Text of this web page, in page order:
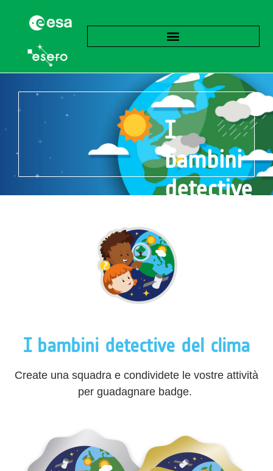
I
bambini
detective
I bambini detective del clima
Create una squadra e condividete le vostre attività
per guadagnare badge.